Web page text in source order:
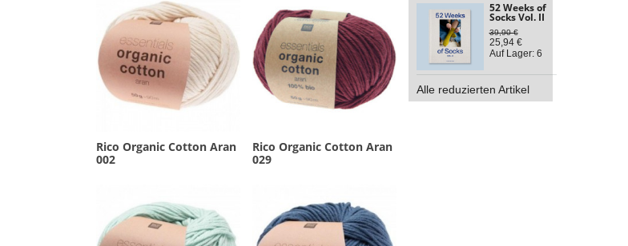
Rico Organic Cotton Aran
002
Rico Organic Cotton Aran
029
52 Weeks of
Socks Vol. II
39,90 €
25,94 €
Auf Lager: 6
Alle reduzierten Artikel